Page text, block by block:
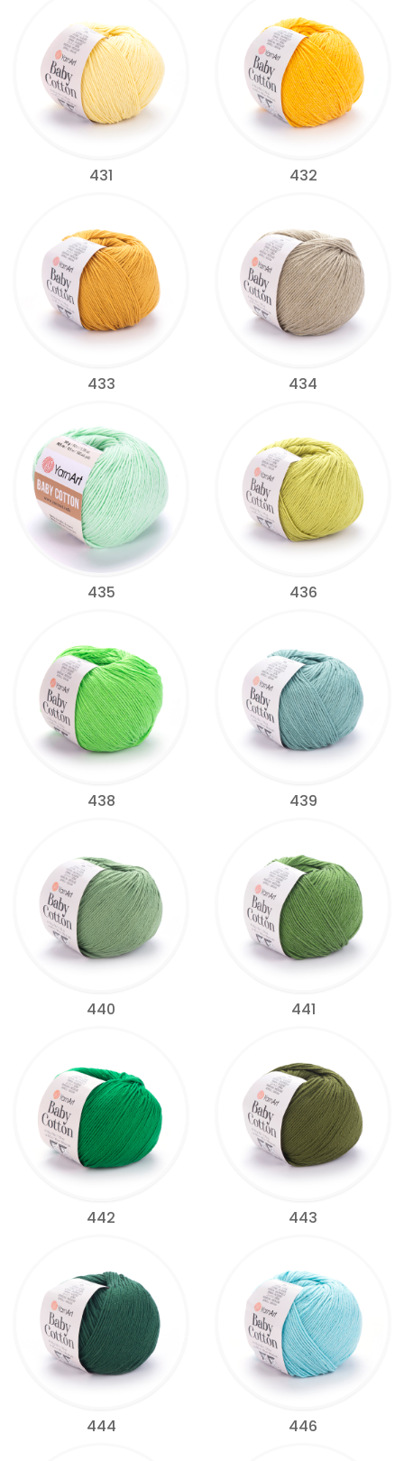
431 432
433 434
435 436
438 439
440 441
442 443
444 446